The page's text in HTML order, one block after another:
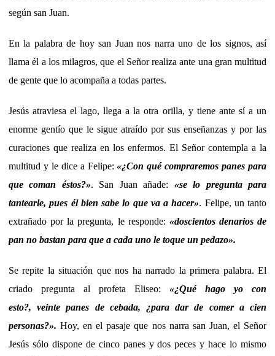
según san Juan.
En la palabra de hoy san Juan nos narra uno de los signos, así
llama él a los milagros, que el Señor realiza ante una gran multitud
de gente que lo acompaña a todas partes.
Jesús atraviesa el lago, llega a la otra orilla, y tiene ante sí a un
enorme gentío que le sigue atraído por sus enseñanzas y por las
curaciones que realiza en los enfermos. El Señor contempla a la
multitud y le dice a Felipe:«¿Con qué compraremos panes para
que coman éstos?». San Juan añade: «se lo pregunta para
tantearle, pues él bien sabe lo que va a hacer». Felipe, un tanto
extrañado por la pregunta, le responde: «doscientos denarios de
pan no bastan para que a cada uno le toque un pedazo».
Se repite la situación que nos ha narrado la primera palabra. El
criado pregunta al profeta Eliseo: «¿Qué hago yo con
esto?, veinte panes de cebada, ¿para dar de comer a cien
personas?». Hoy, en el pasaje que nos narra san Juan, el Señor
Jesús sólo dispone de cinco panes y dos peces y hace lo mismo